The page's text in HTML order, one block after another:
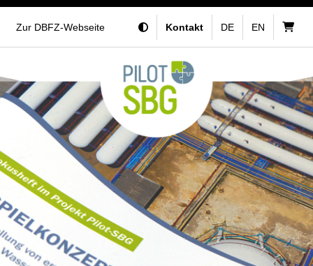
Zur DBFZ-Webseite Kontakt DE EN